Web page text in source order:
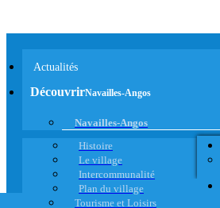
Actualités
DécouvrirNavailles-Angos
Navailles-Angos
Histoire
Le village
Intercommunalité
Plan du village
Tourisme et Loisirs